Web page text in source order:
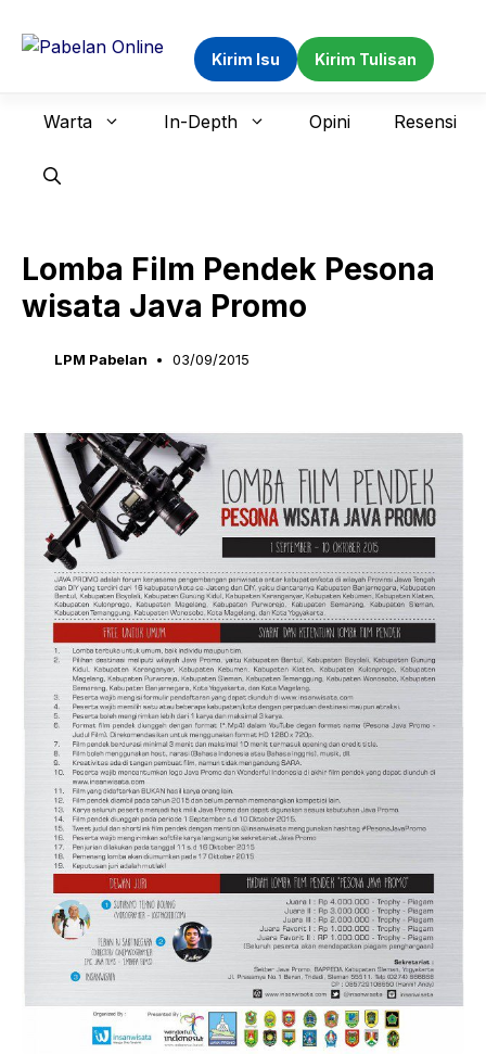
Kirim Isu Kirim Tulisan
Warta In-Depth Opini Resensi
Lomba Film Pendek Pesona
wisata Java Promo
LPM Pabelan 03/09/2015